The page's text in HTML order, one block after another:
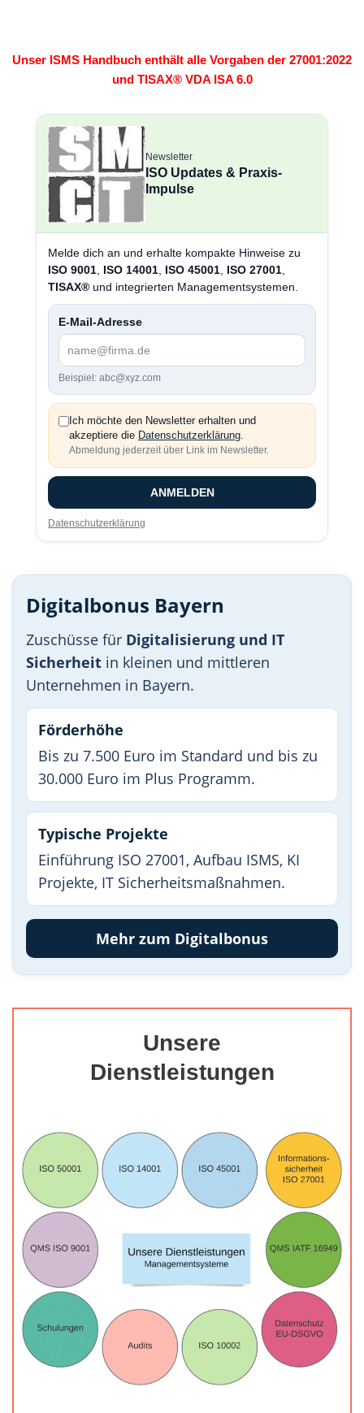
Unser ISMS Handbuch enthält alle Vorgaben der 27001:2022
und TISAX® VDA ISA 6.0
Newsletter
ISO Updates & Praxis-
Impulse
Melde dich an und erhalte kompakte Hinweise zu
ISO 9001 ISO 14001 ISO 45001 ISO 27001
TISAX® und integrierten Managementsystemen.
E-Mail-Adresse
Beispiel: abc@xyz.com
Ich möchte den Newsletter erhalten und
akzeptiere die Datenschutzerklärung.
Abmeldung jederzeit über Link im Newsletter.
ANMELDEN
Datenschutzerklärung
Digitalbonus Bayern
Zuschüsse für Digitalisierung und IT
Sicherheit in kleinen und mittleren
Unternehmen in Bayern.
Förderhöhe
Bis zu 7.500 Euro im Standard und bis zu
30.000 Euro im Plus Programm.
Typische Projekte
Einführung ISO 27001, Aufbau ISMS, KI
Projekte, IT Sicherheitsmaßnahmen.
Mehr zum Digitalbonus
Unsere
Dienstleistungen